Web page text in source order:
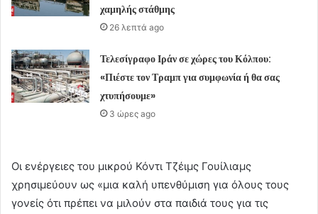
χαμηλής στάθμης
26 λεπτά ago
Τελεσίγραφο Ιράν σε χώρες του Κόλπου:
«Πιέστε τον Τραμπ για συμφωνία ή θα σας
χτυπήσουμε»
3 ώρες ago
Οι ενέργειες του μικρού Κόντι Τζέιμς Γουίλιαμς
χρησιμεύουν ως «μια καλή υπενθύμιση για όλους τους
γονείς ότι πρέπει να μιλούν στα παιδιά τους για τις